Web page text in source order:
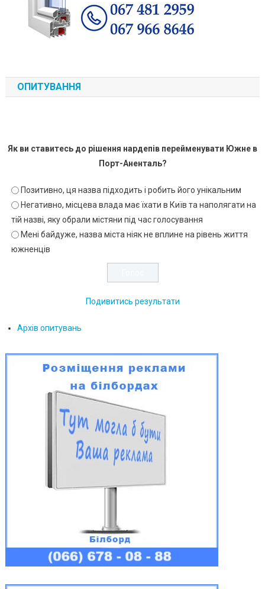
ОПИТУВАННЯ
Як ви ставитесь до рішення нардепів перейменувати Южне в
Порт-Аненталь?
Позитивно, ця назва підходить і робить його унікальним
Негативно, місцева влада має їхати в Київ та наполягати на
тій назві, яку обрали містяни під час голосування
Мені байдуже, назва міста ніяк не вплине на рівень життя
южненців
Подивитись результати
Архів опитувань